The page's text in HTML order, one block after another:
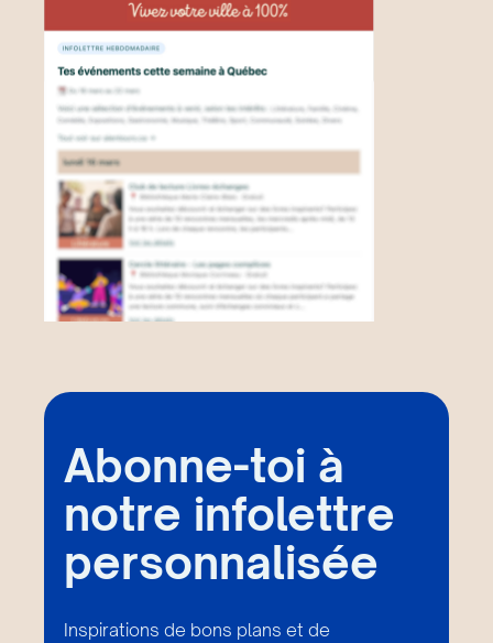
Abonne-toi à
notre infolettre
personnalisée
Inspirations de bons plans et de